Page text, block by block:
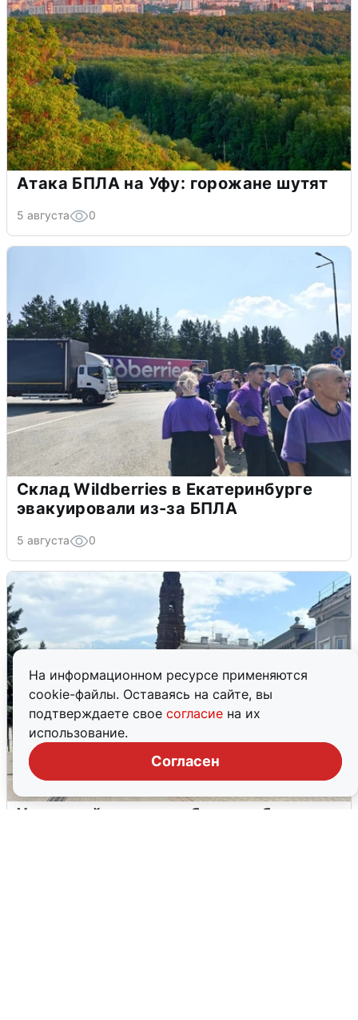
На информационном ресурсе применяются
cookie-файлы. Оставаясь на сайте, вы
подтверждаете свое согласие на их
использование.
Согласен
Атака БПЛА на Уфу: горожане шутят
5 августа 0
Склад Wildberries в Екатеринбурге
эвакуировали из-за БПЛА
5 августа 0
У соседей пожар и сбои: что было при